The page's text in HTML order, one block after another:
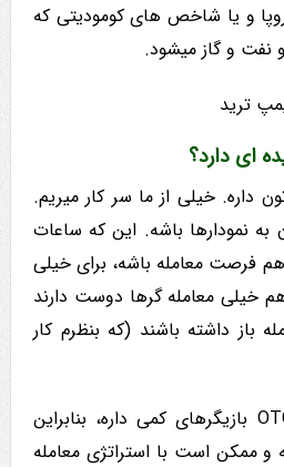
و یا شاخص های کومودیتی که
نفت و گاز میشود.
ای دارد؟
داره. خیلی از ما سر کار میریم.
نمودارها باشه. این که ساعات
هم فرصت معامله باشه، برای خیلی
خیلی معامله گرها دوست دارند
باز داشته باشند (که بنظرم کار
همونطور که گفتم بازار OTC بازیگرهای کمی داره، بنابراین
و ممکن است با استراتژی معامله